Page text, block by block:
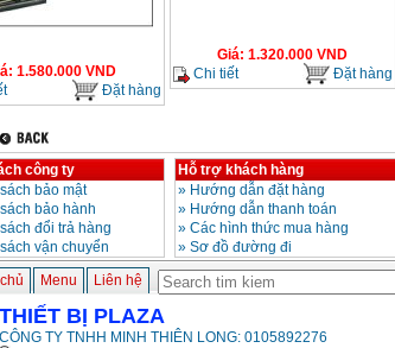
: 1.580.000 VND
Đặt hàng
Giá: 1.320.000 VND
Chi tiết
Đặt hàng
công ty
bảo mật
bảo hành
đổi trả hàng
vận chuyển
Hỗ trợ khách hàng
» Hướng dẫn đặt hàng
» Hướng dẫn thanh toán
» Các hình thức mua hàng
» Sơ đồ đường đi
Menu Liên hệ
THIẾT BỊ PLAZA
CÔNG TY TNHH MINH THIÊN LONG: 0105892276